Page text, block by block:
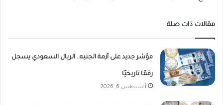
مقالات ذات صلة
مؤشر جديد على أزمة الجنيه.. الريال السعودي يسجل
رقمًا تاريخيًا
أغسطس 6, 2026